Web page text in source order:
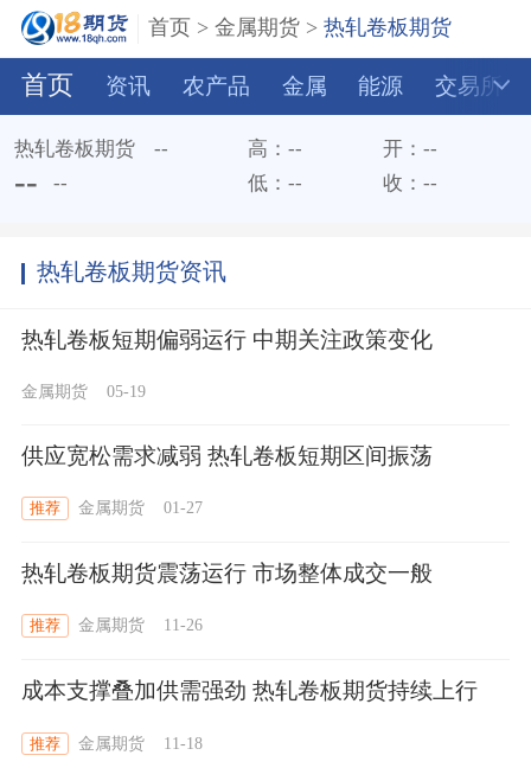
首页 >金属期货 >热轧卷板期货
首页 资讯 农产品 金属 能源 交易所
热轧卷板期货 --
-- --
高：--
低：--
开： --
收： --
热轧卷板期货资讯
热轧卷板短期偏弱运行 中期关注政策变化
金属期货 05-19
供应宽松需求减弱 热轧卷板短期区间振荡
推荐 金属期货 01-27
热轧卷板期货震荡运行 市场整体成交一般
推荐 金属期货 11-26
成本支撑叠加供需强劲 热轧卷板期货持续上行
推荐 金属期货 11-18